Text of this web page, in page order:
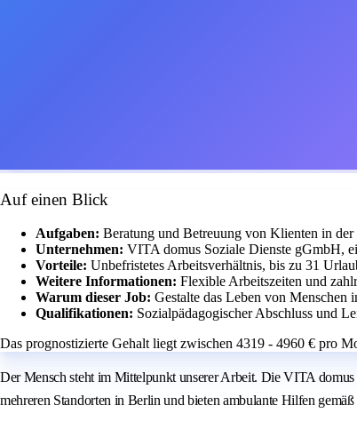
Auf einen Blick
Aufgaben: Beratung und Betreuung von Klienten in
Unternehmen: VITA domus Soziale Dienste gGmbH,
Vorteile: Unbefristetes Arbeitsverhältnis, bis zu 31
Weitere Informationen: Flexible Arbeitszeiten und
Warum dieser Job: Gestalte das Leben von Menschen
Qualifikationen: Sozialpädagogischer Abschluss und
Das prognostizierte Gehalt liegt zwischen 4319 - 4960 € pro
Der Mensch steht im Mittelpunkt unserer Arbeit. Die VITA
mehreren Standorten in Berlin und bieten ambulante Hilfen